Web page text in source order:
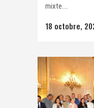
mixte....
18 octobre,